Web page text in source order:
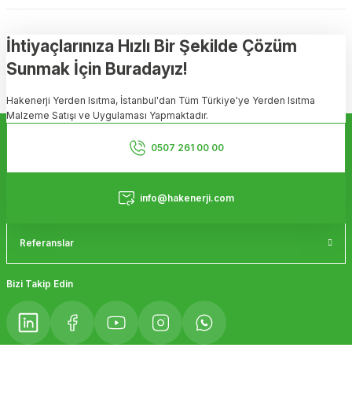
Görüş ve önerileriniz için teşekkür ederiz.
Ürün resmi kalitesiz, bozuk veya görüntülenemiyor.
Ürün açıklamasında eksik bilgiler bulunuyor.
Ürün bilgilerinde hatalar bulunuyor.
Ürün fiyatı diğer sitelerden daha pahalı.
Bu ürüne benzer farklı alternatifler olmalı.
İhtiyaçlarınıza Hızlı Bir Şekilde Çözüm
Sunmak İçin Buradayız!
Hakenerji Yerden Isıtma, İstanbul'dan Tüm Türkiye'ye Yerden Isıtma
Malzeme Satışı ve Uygulaması Yapmaktadır.
0507 261 00 00
info@hakenerji.com
Referanslar
Bizi Takip Edin